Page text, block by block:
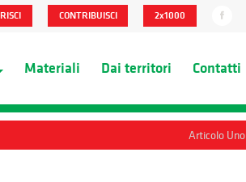
CONTRIBUISCI 2x1000
Materiali Dai territori Contatti
Articolo Uno